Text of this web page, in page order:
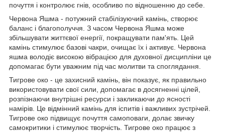
почуття і контролює гнів, особливо по відношенню до себе.
Червона Яшма - потужний стабілізуючий камінь, створює
баланс і благополуччя. З часом Червона Яшма може
збільшувати життєвої енергії, покращувати пам'ять. Цей
камінь стимулює базові чакри, очищає їх і активує. Червона
яшма володіє високою вібрацією для духовної дисципліни це
допомагає бути уважним під час молитви та споглядання.
Тигрове око - це захисний камінь, він показує, як правильно
використовувати свої сили, допомагає в досягненні цілей,
розпізнаючи внутрішні ресурси і закликаючи до ясності
намірів. Це відмінний камінь для іспитів і важливих зустрічей.
Тигрове око підвищує почуття самоповаги, долає звичку
самокритики і стимулює творчість. Тигрове око працює з